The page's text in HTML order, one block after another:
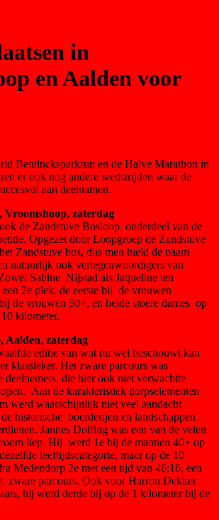
in
en Aalden voor
Bentincksparkrun en de Halve Marathon in
er ook nog andere wedstrijden waar de
aan deelnamen.
Vroomshoop, zaterdag
de Zandstuve Bosloop, onderdeel van de
Opgezet door Loopgroep de Zandstuve
Zandstuve bos, dus men hield de naam
natuurlijk ook vertegenwoordigers van
Sabine Nijstad als Jaqueline ten
2e plek, de eerste bij de vrouwen
de vrouwen 50+, en beide stoere dames op
kilometer.
Aalden, zaterdag
editie van wat nu wel beschouwt kan
klassieker. Het zware parcours was
die hier ook niet verwachtte
Aan de karakteristiek dorpselementen
werd waarschijnlijk niet veel aandacht
historische boerderijen en landschappen
Jannes Dolfing was een van de velen
liep. Hij werd 1e bij de mannen 40+ op
leeftijdscategorie, maar op de 10
Medendorp 2e met een tijd van 46:16, een
zware parcours. Ook voor Harron Dekker
hij werd derde bij op de 1 kilometer bij de